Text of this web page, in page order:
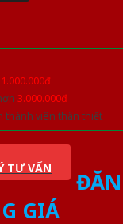
1.000.000đ
3.000.000đ
thành viên thân thiết
TƯ VẤN
GIÁ